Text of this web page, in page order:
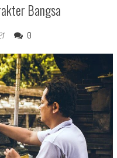
Bangsa
0